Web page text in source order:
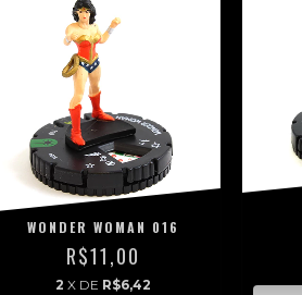
WONDER WOMAN 016
R$11,00
2 X DE R$6,42